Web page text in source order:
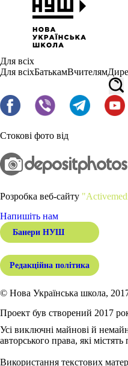
Для всіх
Для всіхБатькамВчителям
Стокові фото від
Розробка веб-сайту
Напишіть нам
Банери НУШ
Редакційна політика
© Нова Українська школа,
Проект був створений 2017
Усі виключні майнові й
авторського права, які
Використання текстових